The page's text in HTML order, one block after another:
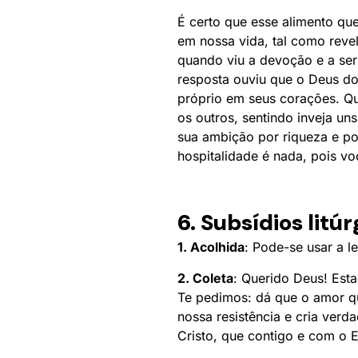
É certo que esse alimento
em nossa vida, tal como
quando viu a devoção e a
resposta ouviu que o Deus
próprio em seus corações.
os outros, sentindo inveja
sua ambição por riqueza e
hospitalidade é nada, pois
6. Subsídios
1. Acolhida: Pode-se usar a
2. Coleta: Querido Deus!
Te pedimos: dá que o amor
nossa resistência e cria
Cristo, que contigo e com o